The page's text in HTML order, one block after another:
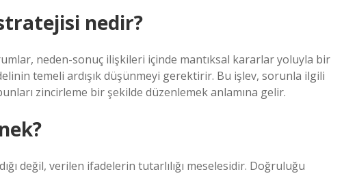
nedir?
neden-sonuç ilişkileri içinde mantıksal kararlar yoluyla bir
temeli ardışık düşünmeyi gerektirir. Bu işlev, sorunla ilgili
zincirleme bir şekilde düzenlemek anlamına gelir.
değil, verilen ifadelerin tutarlılığı meselesidir. Doğruluğu